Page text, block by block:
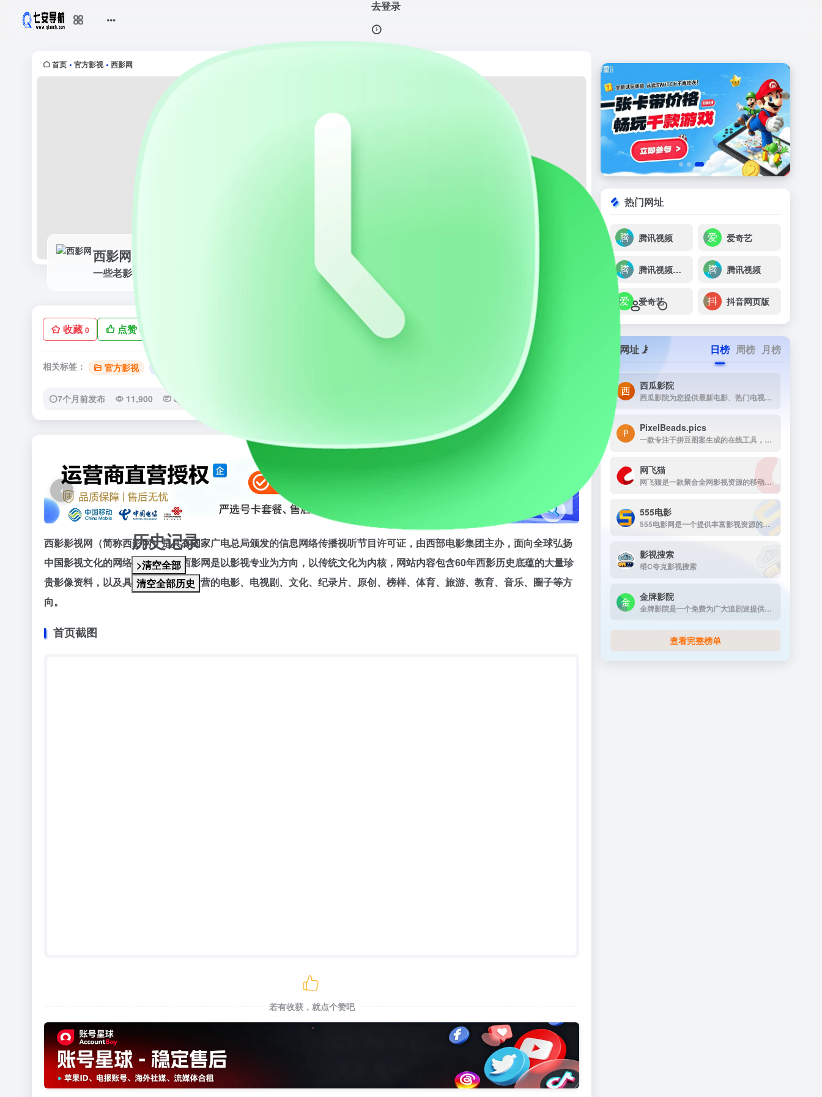
去登录
历史记录
>清空全部
清空全部历史
首页 • 官方影视 • 西影网
西影网
一些老影视节目
收藏 0 点赞0 AI账号购买
相关标签： 官方影视
7个月前发布 11,900 0
‹
西影影视网（简称西影网）是具有国家广电总局颁发的信息网络传播视听节目许可证，由西部电影集团主办，面向全球弘扬
中国影视文化的网络视听平台。西影网是以影视专业为方向，以传统文化为内核，网站内容包含60年西影历史底蕴的大量珍
贵影像资料，以及具有市场化版权运营的电影、电视剧、文化、纪录片、原创、榜样、体育、旅游、教育、音乐、圈子等方
向。
首页截图
若有收获，就点个赞吧
热门网址
腾讯视频 爱奇艺
腾讯视频海外版 腾讯视频
爱奇艺 抖音网页版
网址 日榜 周榜 月榜
西瓜影院
西瓜影院为您提供最新电影、热门电视剧、综艺动漫免费在线观看，高清流畅无广告，海量片源每日更新，打造极致观影体验。
PixelBeads.pics
一款专注于拼豆图案生成的在线工具，用户只需上传任意照片或图片，即可一键将其像素化为可打印的拼豆图稿。
网飞猫
网飞猫是一款聚合全网影视资源的移动端播放应用，主打免费、高画...
555电影
555电影网是一个提供丰富影视资源的在线观看平台，致力于为用户提供高清、无广告的观影体验。该网站涵盖多种类型的影视内容，包括电影、电视剧、动漫、综艺等，满足不同观众的需求。
影视搜索
维C夸克影视搜索
金牌影院
金牌影院是一个免费为广大追剧迷提供在线播放的影视站，涵盖大量免费的VIP电视剧资源、最新上映大片、好看的综艺节目及动漫视频，是一个播放速度快，资源多的免费影视网站
查看完整榜单